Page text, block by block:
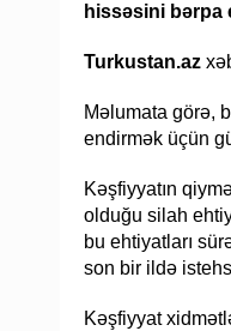
hissəsini bərpa
Turkustan.az
Məlumata görə,
endirmək üçün
Kəşfiyyatın
olduğu silah
bu ehtiyatları
son bir ildə
Kəşfiyyat